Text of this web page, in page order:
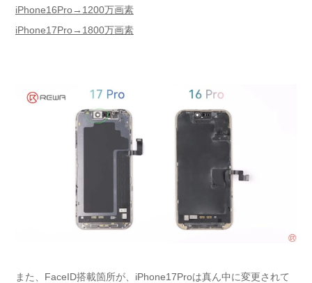
iPhone16Pro→1200万画素
iPhone17Pro→1800万画素
また、FaceID搭載箇所が、iPhone17Proは真ん中に変更されて